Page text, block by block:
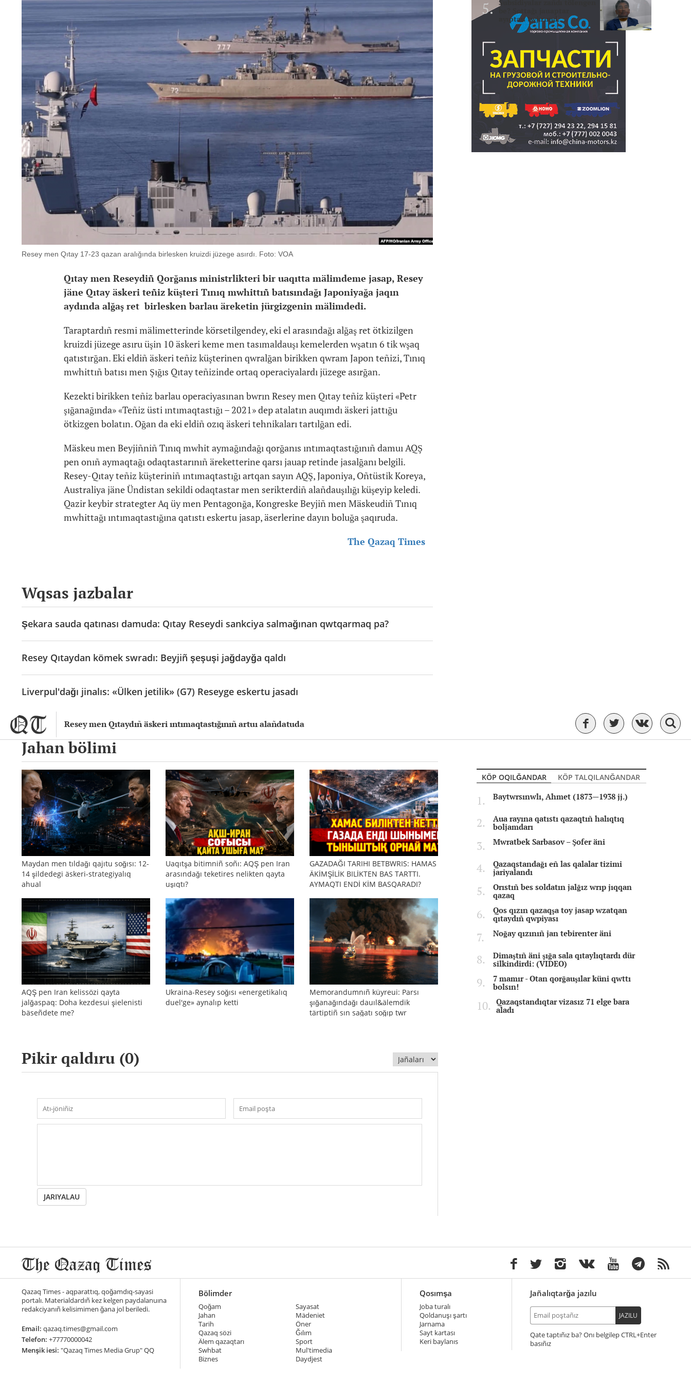
Resey men Qıtaydıñ äskeri ıntımaqtastığınıñ artuı alañdatuda
Resey men Qıtay 17-23 qazan aralığında birlesken kruizdi jüzege asırdı. Foto: VOA
Qıtay men Reseydiñ Qorğanıs ministrlikteri bir uaqıtta mälimdeme jasap, Resey
jäne Qıtay äskeri teñiz küşteri Tınıq mwhittıñ batısındağı Japoniyağa jaqın
aydında alğaş ret birlesken barlau äreketin jürgizgenin mälimdedi.
Taraptardıñ resmi mälimetterinde körsetilgendey, eki el arasındağı alğaş ret ötkizilgen
kruizdi jüzege asıru üşin 10 äskeri keme men tasımaldauşı kemelerden wşatın 6 tik wşaq
qatıstırğan. Eki eldiñ äskeri teñiz küşterinen qwralğan birikken qwram Japon teñizi, Tınıq
mwhittıñ batısı men Şığıs Qıtay teñizinde ortaq operaciyalardı jüzege asırğan.
Kezekti birikken teñiz barlau operaciyasınan bwrın Resey men Qıtay teñiz küşteri «Petr
şığanağında» «Teñiz üsti ıntımaqtastığı – 2021» dep atalatın auqımdı äskeri jattığu
ötkizgen bolatın. Oğan da eki eldiñ ozıq äskeri tehnikaları tartılğan edi.
Mäskeu men Beyjiñniñ Tınıq mwhit aymağındağı qorğanıs ıntımaqtastığınıñ damuı AQŞ
pen onıñ aymaqtağı odaqtastarınıñ äreketterine qarsı jauap retinde jasalğanı belgili.
Resey-Qıtay teñiz küşteriniñ ıntımaqtastığı artqan sayın AQŞ, Japoniya, Oñtüstik Koreya,
Australiya jäne Ündistan sekildi odaqtastar men serikterdiñ alañdauşılığı küşeyip keledi.
Qazir keybir strategter Aq üy men Pentagonğa, Kongreske Beyjiñ men Mäskeudiñ Tınıq
mwhittağı ıntımaqtastığına qatıstı eskertu jasap, äserlerine dayın boluğa şaqıruda.
The Qazaq Times
Wqsas jazbalar
Şekara sauda qatınası damuda: Qıtay Reseydi sankciya salmağınan qwtqarmaq pa?
Resey Qıtaydan kömek swradı: Beyjiñ şeşuşi jağdayğa qaldı
Liverpul'dağı jinalıs: «Ülken jetilik» (G7) Reseyge eskertu jasadı
Subsidiyalar zañdı tölengen
ayıptau twjırımd..
Jahan bölimi
Maydan men tıldağı qajıtu soğısı: 12-
14 şildedegi äskeri-strategiyalıq
ahual
Uaqıtşa bitimniñ soñı: AQŞ pen Iran
arasındağı teketires nelikten qayta
uşıqtı?
GAZADAĞI TARIHI BETBWRIS: HAMAS
ÄKİMŞİLİK BILİKTEN BAS TARTTI.
AYMAQTI ENDİ KİM BASQARADI?
AQŞ pen Iran kelissözi qayta
jalğaspaq: Doha kezdesui şielenisti
bäseñdete me?
Ukraina-Resey soğısı «energetikalıq
duel'ge» aynalıp ketti
Memorandumnıñ küyreui: Parsı
şığanağındağı dauıl&älemdik
tärtiptiñ sın sağatı soğıp twr
Pikir qaldıru (0)
JARIYALAU
KÖP OQILĞANDAR
KÖP TALQILANĞANDAR
Baytwrsınwlı, Ahmet (1873—1938 jj.)
Aua rayına qatıstı qazaqtıñ halıqtıq
boljamdarı
Mwratbek Sarbasov – Şofer äni
Qazaqstandağı eñ las qalalar tizimi
jariyalandı
Orıstıñ bes soldatın jalğız wrıp jıqqan
qazaq
Qos qızın qazaqşa toy jasap wzatqan
qıtaydıñ qwpiyası
Noğay qızınıñ jan tebirenter äni
Dimaştıñ äni şığa sala qıtaylıqtardı dür
silkindirdi: (VIDEO)
7 mamır - Otan qorğauşılar küni qwttı
bolsın!
Qazaqstandıqtar vizasız 71 elge bara
aladı
Qazaq Times - aqparattıq, qoğamdıq-sayasi
portalı. Materialdardıñ kez kelgen paydalanuına
redakciyanıñ kelisimimen ğana jol beriledi.
Email: qazaq.times@gmail.com
Telefon: +77770000042
Menşik iesi: "Qazaq Times Media Grup" QQ
Bölimder
Qoğam
Jahan
Tarih
Qazaq sözi
Älem qazaqtarı
Swhbat
Biznes
Sayasat
Mädeniet
Öner
Ğılım
Sport
Mul'timedia
Daydjest
Qosımşa
Joba turalı
Qoldanuşı şartı
Jarnama
Sayt kartası
Keri baylanıs
Jañalıqtarğa jazılu
JAZILU
Qate taptıñız ba? Onı belgilep
+Enter
basıñız